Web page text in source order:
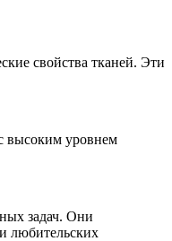
свойства тканей. Эти
высоким уровнем
задач. Они
любительских